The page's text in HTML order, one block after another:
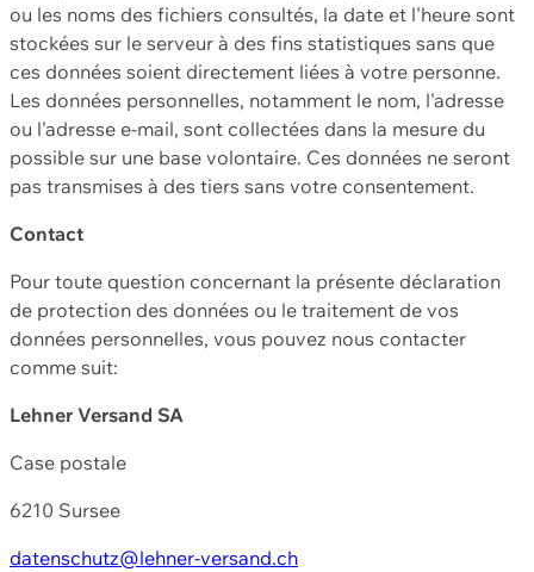
ou les noms des fichiers consultés, la date et l'heure sont
stockées sur le serveur à des fins statistiques sans que
ces données soient directement liées à votre personne.
Les données personnelles, notamment le nom, l'adresse
ou l'adresse e-mail, sont collectées dans la mesure du
possible sur une base volontaire. Ces données ne seront
pas transmises à des tiers sans votre consentement.
Contact
Pour toute question concernant la présente déclaration
de protection des données ou le traitement de vos
données personnelles, vous pouvez nous contacter
comme suit:
Lehner Versand SA
Case postale
6210 Sursee
datenschutz@lehner-versand.ch